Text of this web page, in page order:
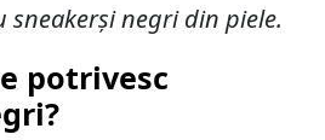
sneakerși negri din piele.
potrivesc